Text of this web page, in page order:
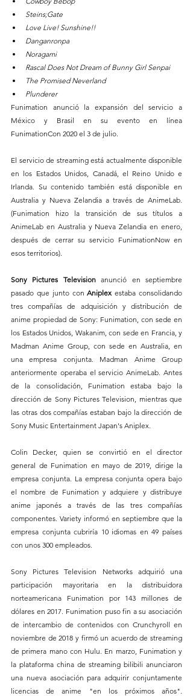
Steins;Gate
Love Live! Sunshine!!
Danganronpa
Noragami
Rascal Does Not Dream of Bunny Girl Senpai
The Promised Neverland
Plunderer
Funimation anunció la expansión del servicio a
México y Brasil en su evento en línea
FunimationCon 2020 el 3 de julio.
El servicio de streaming está actualmente disponible
en los Estados Unidos, Canadá, el Reino Unido e
Irlanda. Su contenido también está disponible en
Australia y Nueva Zelandia a través de AnimeLab.
(Funimation hizo la transición de sus títulos a
AnimeLab en Australia y Nueva Zelandia en enero,
después de cerrar su servicio FunimationNow en
esos territorios).
Sony Pictures Television anunció en septiembre
pasado que junto con Aniplex estaba consolidando
tres compañías de adquisición y distribución de
anime propiedad de Sony: Funimation, con sede en
los Estados Unidos, Wakanim, con sede en Francia, y
Madman Anime Group, con sede en Australia, en
una empresa conjunta. Madman Anime Group
anteriormente operaba el servicio AnimeLab. Antes
de la consolidación, Funimation estaba bajo la
dirección de Sony Pictures Television, mientras que
las otras dos compañías estaban bajo la dirección de
Sony Music Entertainment Japan's Aniplex.
Colin Decker, quien se convirtió en el director
general de Funimation en mayo de 2019, dirige la
empresa conjunta. La empresa conjunta opera bajo
el nombre de Funimation y adquiere y distribuye
anime japonés a través de las tres compañías
componentes. Variety informó en septiembre que la
empresa conjunta cubriría 10 idiomas en 49 países
con unos 300 empleados.
Sony Pictures Television Networks adquirió una
participación mayoritaria en la distribuidora
norteamericana Funimation por 143 millones de
dólares en 2017. Funimation puso fin a su asociación
de intercambio de contenidos con Crunchyroll en
noviembre de 2018 y firmó un acuerdo de streaming
de primera mano con Hulu. En marzo, Funimation y
la plataforma china de streaming bilibili anunciaron
una nueva asociación para adquirir conjuntamente
licencias de anime "en los próximos años".